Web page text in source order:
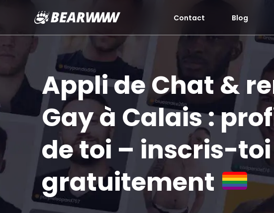
contenu
Contact Blog
Appli de Chat &
Gay à Calais :
de toi – inscris-toi
gratuitement